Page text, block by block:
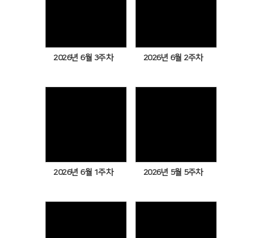
2026년 6월 3주차 2026년 6월 2주차
2026년 6월 1주차 2026년 5월 5주차